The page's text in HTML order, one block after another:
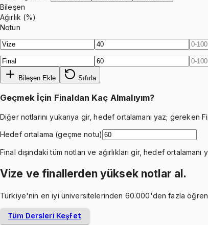
Bileşen
Ağırlık (%)
Notun
Bileşen Ekle Sıfırla
Geçmek İçin Finaldan Kaç Almalıyım?
Diğer notlarını yukarıya gir, hedef ortalamanı yaz; gereken
Hedef ortalama (geçme notu)
Final dışındaki tüm notları ve ağırlıkları gir, hedef ortalamanı
Vize ve finallerden yüksek notlar al.
Türkiye'nin en iyi üniversitelerinden 60.000'den fazla öğrenci
Tüm Dersleri Keşfet